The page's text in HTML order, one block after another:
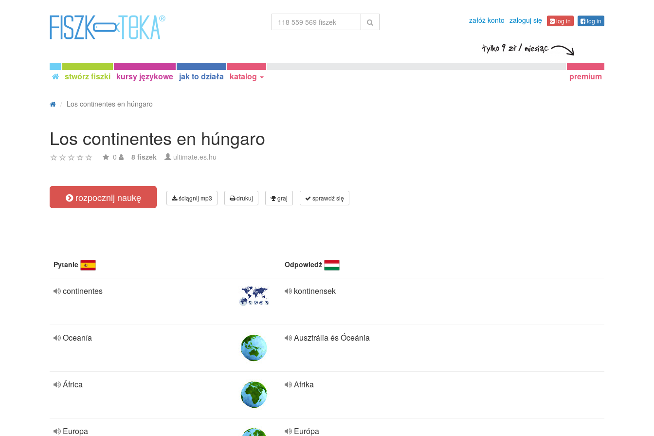
załóż konto zaloguj się log in log in
stwórz fiszki kursy językowe jak to działa katalog premium
Los continentes en húngaro
Los continentes en húngaro
0 8 fiszek ultimate.es.hu
rozpocznij naukę ściągnij mp3 drukuj graj sprawdź się
Pytanie Odpowiedź
continentes kontinensek
Oceanía Ausztrália és Óceánia
África Afrika
Europa Európa